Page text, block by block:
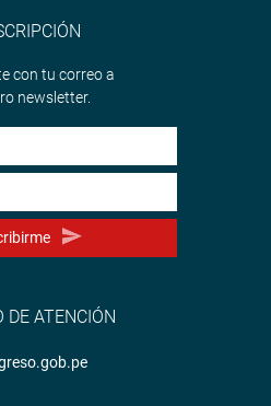
con tu correo a
newsletter.
DE ATENCIÓN